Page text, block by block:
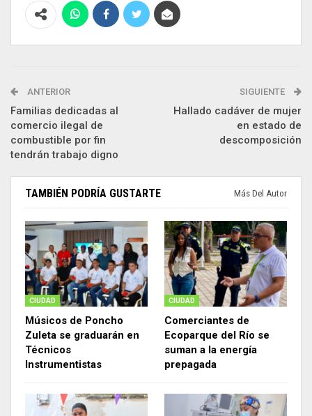
ANTERIOR
Familias dedicadas al
comercio ilegal de
combustible por fin
tendrán trabajo digno
SIGUIENTE
Hallado cadáver de mujer
en estado de
descomposición
TAMBIÉN PODRÍA GUSTARTE Más Del Autor
CIUDAD
Músicos de Poncho
Zuleta se graduarán en
Técnicos
Instrumentistas
CIUDAD
Comerciantes de
Ecoparque del Río se
suman a la energía
prepagada